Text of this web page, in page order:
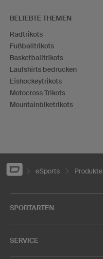
BELIEBTE THEMEN
Radtrikots
Fußballtrikots
Basketballtrikots
Laufshirts bedrucken
Eishockeytrikots
Motocross Trikots
Mountainbiketrikots
eSports Produkte
SPORTARTEN
SERVICE